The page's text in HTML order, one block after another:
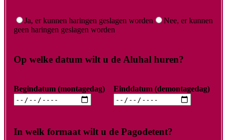
Ja, er kunnen haringen geslagen worden
Nee, er kunnen
geen haringen geslagen worden
Op welke datum wilt u de Aluhal huren?
Begindatum (montagedag) Einddatum (demontagedag)
In welk formaat wilt u de Pagodetent?